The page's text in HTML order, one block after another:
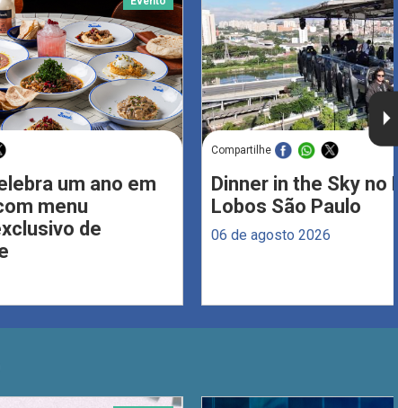
um ano em
menu
de
Compartilhe
Dinner in the Sky no
Lobos São Paulo
06 de agosto 2026